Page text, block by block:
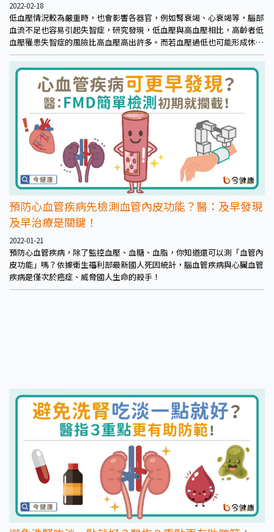
2022-02-18
低血壓情況較為嚴重時，也會影響各器官，例如腎衰竭、心衰竭等，腦部
血流不足也容易引起失智症，研究發現，低血壓與高血壓相比，高齡者低
血壓罹患失智症的風險比高血壓高出許多。而若血壓過低也可能形成休
克、危及生命安全，例如心臟無法正常運輸血量，造成心因性休克；或是
受到感染使得血管過度擴張，造成血壓大幅下降的敗血性休克；又或是嚴
重出血、身體嚴重脫水，嚴重影響血壓形成低血容性休克等，提醒風險族
群應多加留意。
預防心血管疾病先檢測血管內皮功能？醫：及早發現
及早治療是關鍵！
2022-01-21
預防心血管疾病，除了監控血壓、血糖、血脂，你知道還可以測「血管內
皮功能」嗎？依據衛生福利部最新國人死因統計，腦血管疾病與心臟血管
疾病是僅次於癌症、威脅國人生命的殺手！